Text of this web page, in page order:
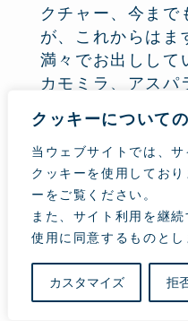
クッキーについて
当ウェブサイトでは、
クッキーを使用してお
ーをご覧ください。
また、サイト利用を継
使用に同意するものとし
カスタマイズ 拒
クチャー、今まで
が、これからはま
満々でお出しして
カモミラ、アスパ
う、そして豊受の
くさん頂けました
お誕生日おめでと
ル)。年々お元気
いです。最後の演
ー。もっとああい
農場ツアーという
たが、気持ち良い
食べて、心も身体